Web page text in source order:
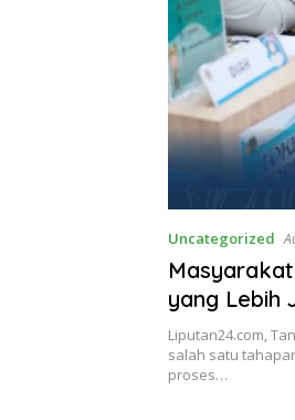
Uncategorized
yang Lebih
Liputan24.com,
salah satu
proses…